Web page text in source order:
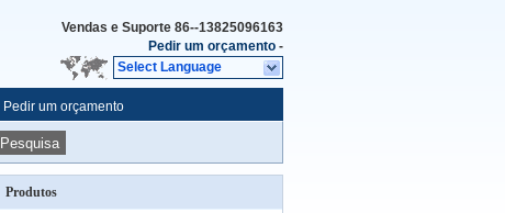
Vendas e Suporte 86--13825096163
Pedir um orçamento -
Select Language
Pedir um orçamento
Pesquisa
Produtos